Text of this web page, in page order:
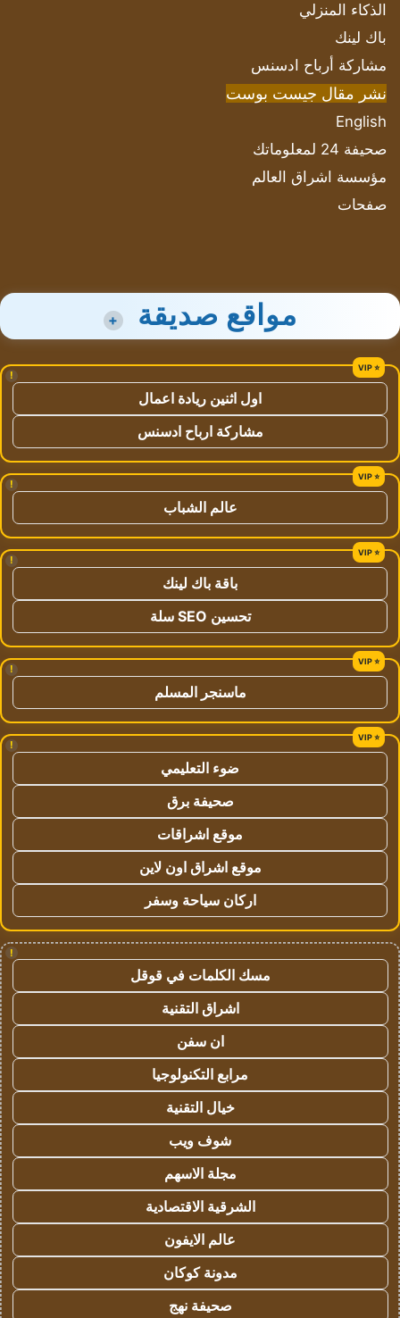
الذكاء المنزلي
باك لينك
مشاركة أرباح ادسنس
نشر مقال جيست بوست
English
صحيفة 24 لمعلوماتك
مؤسسة اشراق العالم
صفحات
مواقع صديقة +
!
اول اثنين ريادة اعمال
مشاركة ارباح ادسنس
!
عالم الشباب
!
باقة باك لينك
تحسين SEO سلة
!
ماسنجر المسلم
!
ضوء التعليمي
صحيفة برق
موقع اشراقات
موقع اشراق اون لاين
اركان سياحة وسفر
!
مسك الكلمات في قوقل
اشراق التقنية
ان سفن
مرابع التكنولوجيا
خيال التقنية
شوف ويب
مجلة الاسهم
الشرقية الاقتصادية
عالم الايفون
مدونة كوكان
صحيفة نهج